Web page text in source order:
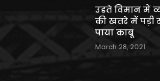
उड़ते विमान में
की खतरे में पड़ी
पाया काबू
March 28, 2021